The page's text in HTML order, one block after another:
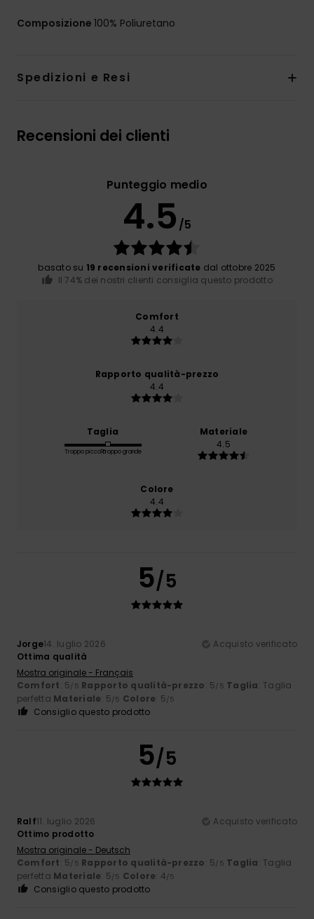
Composizione 100% Poliuretano
Spedizioni e Resi
Recensioni dei clienti
Punteggio medio
4.5 /5
basato su 19 recensioni verificate dal ottobre 2025
Il 74% dei nostri clienti consiglia questo prodotto
Comfort
4.4
Rapporto qualità-prezzo
4.4
Taglia
Troppo piccoloTroppo grande
Materiale
4.5
Colore
4.4
5/5
Jorge14. luglio 2026
Acquisto verificato
Ottima qualità
Mostra originale - Français
Comfort: 5/5 Rapporto qualità-prezzo: 5/5 Taglia: Taglia
perfetta Materiale: 5/5 Colore: 5/5
Consiglio questo prodotto
5/5
Ralf11. luglio 2026
Acquisto verificato
Ottimo prodotto
Mostra originale - Deutsch
Comfort: 5/5 Rapporto qualità-prezzo: 5/5 Taglia: Taglia
perfetta Materiale: 5/5 Colore: 4/5
Consiglio questo prodotto